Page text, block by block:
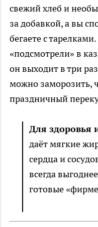
свежий хлеб и
за добавкой, а вы
бегаете с
«подсмотрели» в
он выходит в три
можно заморозить,
праздничный
Для здоровья
даёт мягкие
сердца и
всегда
готовые